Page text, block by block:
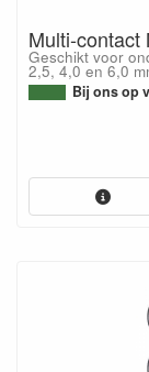
Multi-contact
Geschikt voor
2,5, 4,0 en 6,0
Bij ons op